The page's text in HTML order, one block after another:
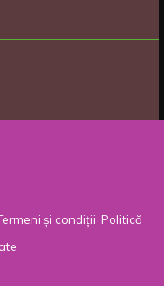
și condiții Politică